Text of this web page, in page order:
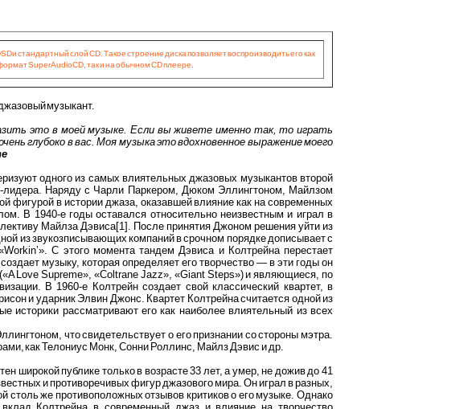
и стандартный слой CD. Такое строение диска позволяет воспроизводить его как
Super Audio CD, так и на обычном CD плеере.
музыкант.
это в моей музыке. Если вы живете именно так, то играть
глубоко в вас. Моя музыка это вдохновенное выражение моего
одного из самых влиятельных джазовых музыкантов второй
лидера. Наряду с Чарли Паркером, Дюком Эллингтоном, Майлзом
фигурой в истории джаза, оказавшей влияние как на современных
В 1940-е годы оставался относительно неизвестным и играл в
Майлза Дэвиса[1]. После принятия Джоном решения уйти из
из звукозписывающих компаний в срочном порядке дописывает с
С этого момента тандем Дэвиса и Колтрейна перестает
музыку, которая определяет его творчество — в эти годы он
Love Supreme», «Coltrane Jazz», «Giant Steps») и являющиеся, по
В 1960-е Колтрейн создает свой классический квартет, в
и ударник Элвин Джонс. Квартет Колтрейна считается одной из
историки рассматривают его как наиболее влиятельный из всех
что свидетельствует о его признании со стороны мэтра.
как Телониус Монк, Сонни Роллинс, Майлз Дэвис и др.
широкой публике только в возрасте 33 лет, а умер, не дожив до 41
и противоречивых фигур джазового мира. Он играл в разных,
столь же противоположных отзывов критиков о его музыке. Однако